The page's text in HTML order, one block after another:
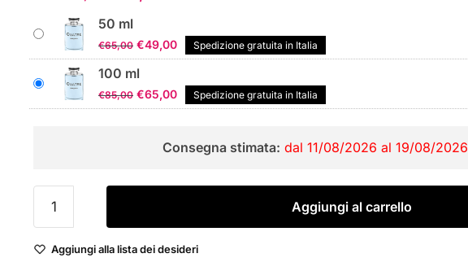
50 ml
€65,00 Il
prezzo
originale
era:
€49,00Il
prezzo
è:
Spedizione gratuita in Italia
100 ml
€85,00 Il
prezzo
€65,00Il
prezzo
è:
Spedizione gratuita in Italia
Consegna stimata: dal 11/08/2026 al 19/08/2026
Quatre
Homme
Aggiungi al carrello
Aggiungi alla lista dei desideri